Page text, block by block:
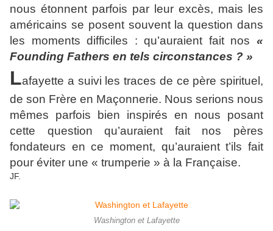
nous étonnent parfois par leur excès, mais les
américains se posent souvent la question dans
les moments difficiles : qu’auraient fait nos «
Founding Fathers en tels circonstances ? »
Lafayette a suivi les traces de ce père spirituel,
de son Frère en Maçonnerie. Nous serions nous
mêmes parfois bien inspirés en nous posant
cette question qu’auraient fait nos pères
fondateurs en ce moment, qu’auraient t’ils fait
pour éviter une « trumperie » à la Française.
JF.
Washington et Lafayette